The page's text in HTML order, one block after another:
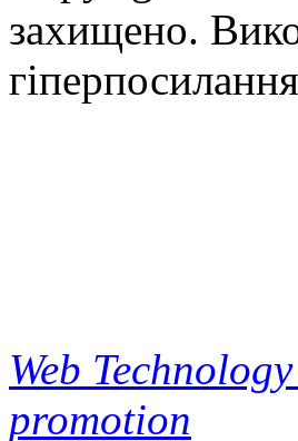
захищено.
Web
promotion